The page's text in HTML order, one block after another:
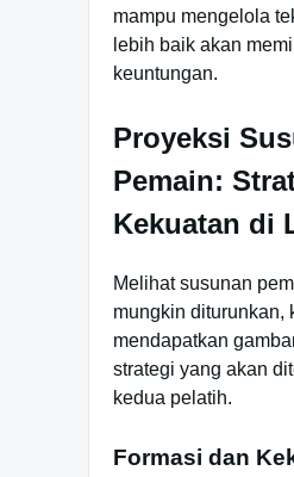
mampu mengelola
lebih baik akan
keuntungan.
Proyeksi
Pemain:
Kekuatan di
Melihat susunan
mungkin diturunkan,
mendapatkan
strategi yang akan
kedua pelatih.
Formasi dan